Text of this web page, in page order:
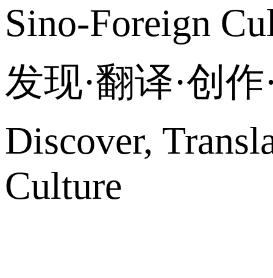
Sino-Foreign
发现·翻译·创
Discover,
Culture